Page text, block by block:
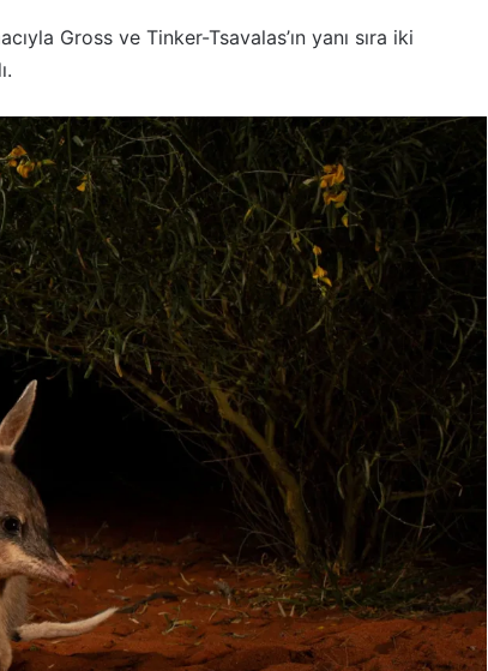
Gross ve Tinker-Tsavalas’ın yanı sıra iki